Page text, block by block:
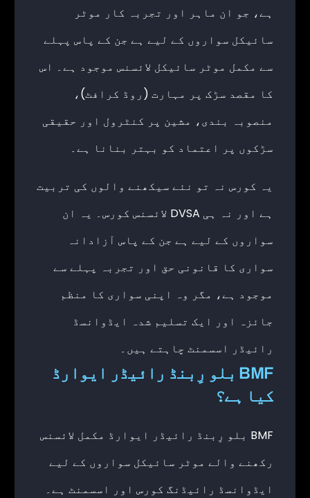
ہے، جو ان ماہر اور تجربہ کار موٹر
سائیکل سواروں کے لیے ہے جن کے پاس پہلے
سے مکمل موٹر سائیکل لائسنس موجود ہے۔ اس
کا مقصد سڑک پر مہارت (روڈ کرافٹ)،
منصوبہ بندی، مشین پر کنٹرول اور حقیقی
سڑکوں پر اعتماد کو بہتر بنانا ہے۔
یہ کورس نہ تو نئے سیکھنے والوں کی تربیت
ہے اور نہ ہی DVSA لائسنس کورس۔ یہ ان
سواروں کے لیے ہے جن کے پاس آزادانہ
سواری کا قانونی حق اور تجربہ پہلے سے
موجود ہے، مگر وہ اپنی سواری کا منظم
جائزہ اور ایک تسلیم شدہ ایڈوانسڈ
رائیڈر اسسمنٹ چاہتے ہیں۔
BMF بلو رِبنڈ رائیڈر ایوارڈ
کیا ہے؟
BMF بلو رِبنڈ رائیڈر ایوارڈ مکمل لائسنس
رکھنے والے موٹر سائیکل سواروں کے لیے
ایڈوانسڈ رائیڈنگ کورس اور اسسمنٹ ہے۔